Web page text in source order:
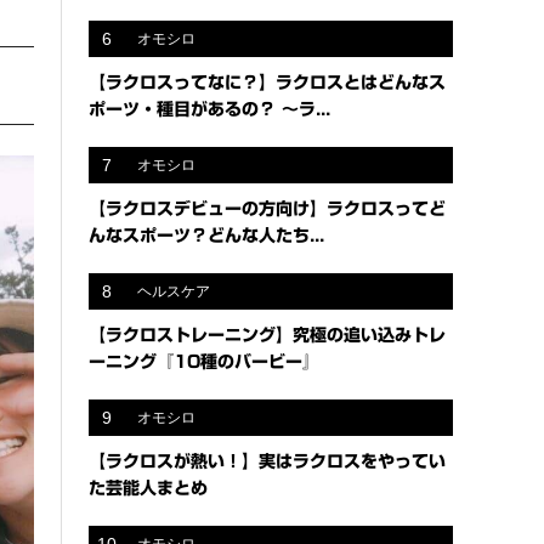
6 オモシロ
【ラクロスってなに？】ラクロスとはどんなス
ポーツ・種目があるの？ 〜ラ...
7 オモシロ
【ラクロスデビューの方向け】ラクロスってど
んなスポーツ？どんな人たち...
8 ヘルスケア
【ラクロストレーニング】究極の追い込みトレ
ーニング『10種のバービー』
9 オモシロ
【ラクロスが熱い！】実はラクロスをやってい
た芸能人まとめ